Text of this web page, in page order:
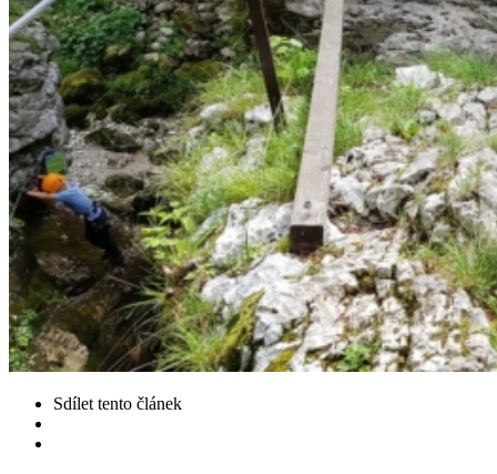
Sdílet tento článek